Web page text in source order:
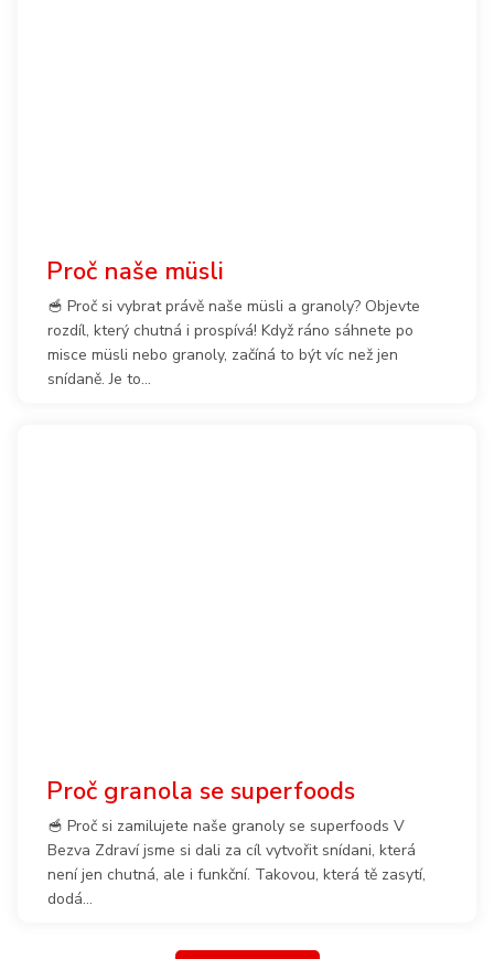
Proč naše müsli
🥣 Proč si vybrat právě naše müsli a granoly? Objevte
rozdíl, který chutná i prospívá! Když ráno sáhnete po
misce müsli nebo granoly, začíná to být víc než jen
snídaně. Je to...
Proč granola se superfoods
🥣 Proč si zamilujete naše granoly se superfoods V
Bezva Zdraví jsme si dali za cíl vytvořit snídani, která
není jen chutná, ale i funkční. Takovou, která tě zasytí,
dodá...